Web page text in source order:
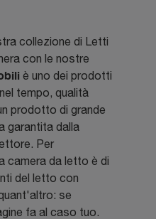
collezione di Letti
con le nostre
è uno dei prodotti
tempo, qualità
prodotto di grande
garantita dalla
Per
camera da letto è di
del letto con
se
fa al caso tuo.